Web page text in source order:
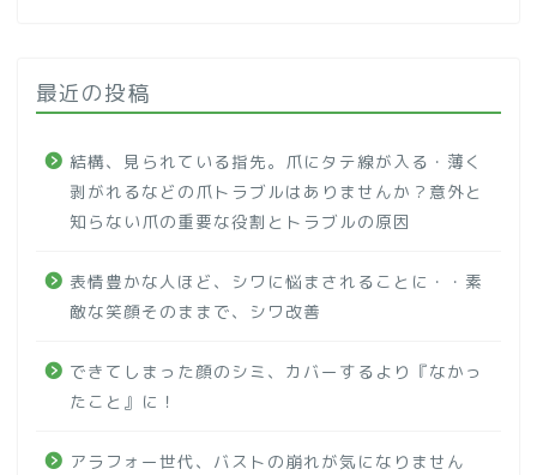
最近の投稿
結構、見られている指先。爪にタテ線が入る・薄く
剥がれるなどの爪トラブルはありませんか？意外と
知らない爪の重要な役割とトラブルの原因
表情豊かな人ほど、シワに悩まされることに・・素
敵な笑顔そのままで、シワ改善
できてしまった顔のシミ、カバーするより『なかっ
たこと』に！
アラフォー世代、バストの崩れが気になりません